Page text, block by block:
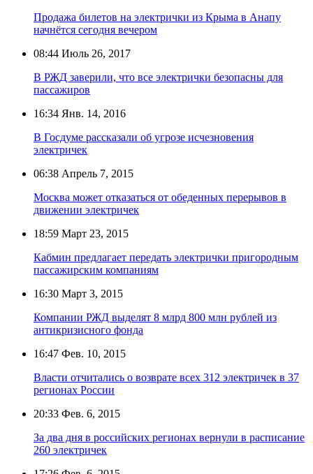
Продажа билетов на электрички из Крыма в Анапу
начнётся сегодня вечером
08:44 Июль 26, 2017
В РЖД заверили, что все электрички безопасны для
пассажиров
16:34 Янв. 14, 2016
В Госдуме рассказали об угрозе исчезновения
электричек
06:38 Апрель 7, 2015
Москва может отказаться от обеденных перерывов в
движении электричек
18:59 Март 23, 2015
Кабмин предлагает передать электрички пригородным
пассажирским компаниям
16:30 Март 3, 2015
Компании РЖД выделят 8 млрд 800 млн рублей из
антикризисного фонда
16:47 Фев. 10, 2015
Власти отчитались о возврате всех 312 электричек в 37
регионах России
20:33 Фев. 6, 2015
За два дня в российских регионах вернули в расписание
260 электричек